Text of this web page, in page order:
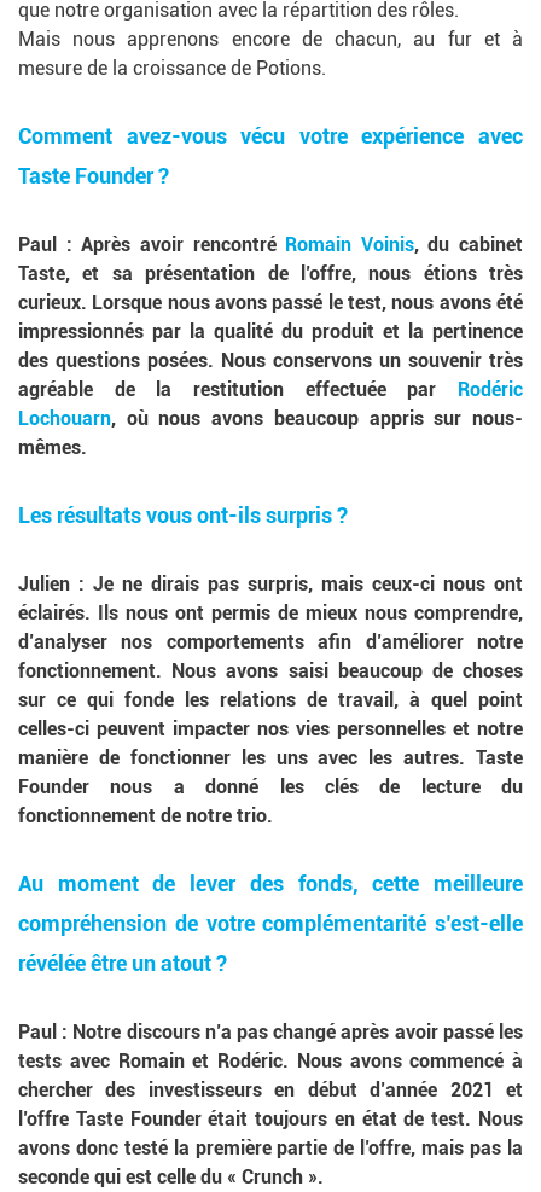
que notre organisation avec la répartition des rôles.
Mais nous apprenons encore de chacun, au fur et à
mesure de la croissance de Potions.
Comment avez-vous vécu votre expérience avec
Taste Founder ?
Paul : Après avoir rencontré Romain Voinis, du cabinet
Taste, et sa présentation de l’offre, nous étions très
curieux. Lorsque nous avons passé le test, nous avons été
impressionnés par la qualité du produit et la pertinence
des questions posées. Nous conservons un souvenir très
agréable de la restitution effectuée par Rodéric
Lochouarn, où nous avons beaucoup appris sur nous-
mêmes.
Les résultats vous ont-ils surpris ?
Julien : Je ne dirais pas surpris, mais ceux-ci nous ont
éclairés. Ils nous ont permis de mieux nous comprendre,
d’analyser nos comportements afin d’améliorer notre
fonctionnement. Nous avons saisi beaucoup de choses
sur ce qui fonde les relations de travail, à quel point
celles-ci peuvent impacter nos vies personnelles et notre
manière de fonctionner les uns avec les autres. Taste
Founder nous a donné les clés de lecture du
fonctionnement de notre trio.
Au moment de lever des fonds, cette meilleure
compréhension de votre complémentarité s’est-elle
révélée être un atout ?
Paul : Notre discours n’a pas changé après avoir passé les
tests avec Romain et Rodéric. Nous avons commencé à
chercher des investisseurs en début d’année 2021 et
l’offre Taste Founder était toujours en état de test. Nous
avons donc testé la première partie de l’offre, mais pas la
seconde qui est celle du « Crunch ».